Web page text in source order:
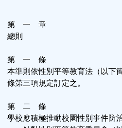
按
鈕
區
第 一 章
總則
第 一 條
本準則依性別平等教育法（以下
條第三項規定訂定之。
第 二 條
學校應積極推動校園性別事件防